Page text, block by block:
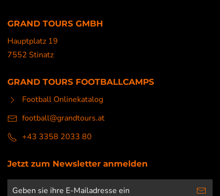
GRAND TOURS GMBH
Hauptplatz 19
7552 Stinatz
GRAND TOURS FOOTBALLCAMPS
Football Onlinekatalog
football@grandtours.at
+43 3358 2033 80
Jetzt zum Newsletter anmelden